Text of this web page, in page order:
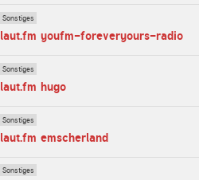
Sonstiges
laut.fm youfm-foreveryours-radio
Sonstiges
laut.fm hugo
Sonstiges
laut.fm emscherland
Sonstiges